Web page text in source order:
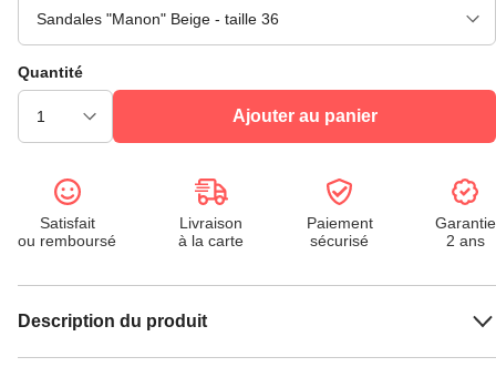
Quantité
Ajouter au panier
Satisfait
ou remboursé
Livraison
à la carte
Paiement
sécurisé
Garantie
2 ans
Description du produit